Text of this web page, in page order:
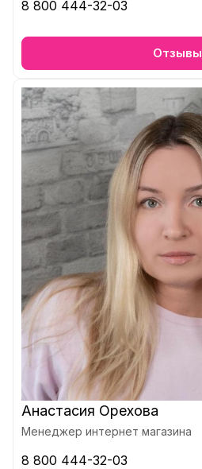
8 800 444-32-03
Отзывы
Анастасия Орехова
Менеджер интернет магазина
8 800 444-32-03